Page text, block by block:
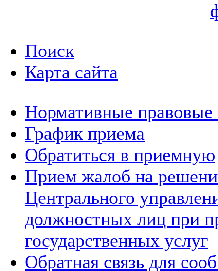
Поиск
Карта сайта
Нормативные правовые
График приема
Обратиться в приемную
Прием жалоб на
Центрального
должностных лиц при
государственных услуг
Обратная связь для